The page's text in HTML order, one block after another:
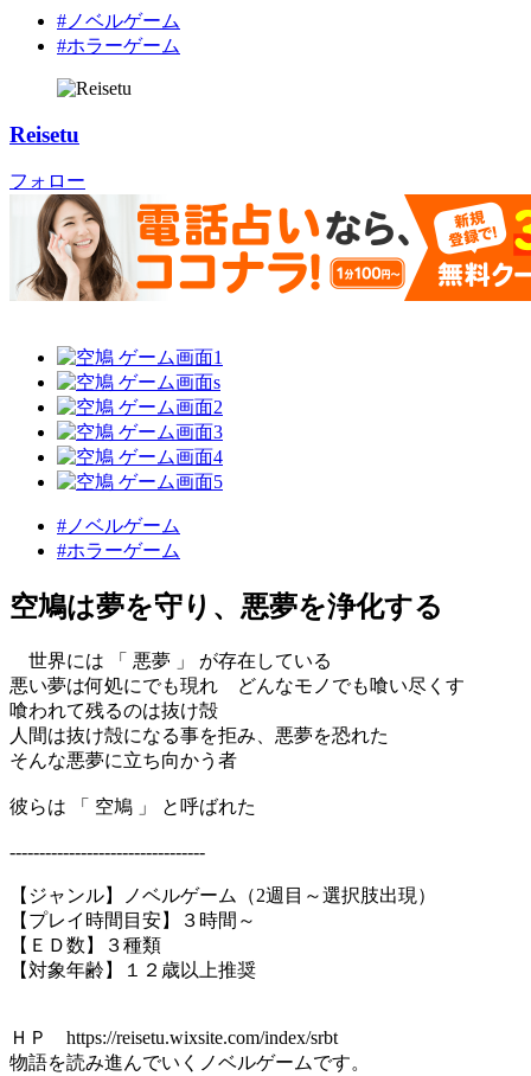
#ノベルゲーム
#ホラーゲーム
Reisetu
フォロー
#ノベルゲーム
#ホラーゲーム
空鳩は夢を守り、悪夢を浄化する
世界には 「 悪夢 」 が存在している
悪い夢は何処にでも現れ どんなモノでも喰い尽くす
喰われて残るのは抜け殻
人間は抜け殻になる事を拒み、悪夢を恐れた
そんな悪夢に立ち向かう者
彼らは 「 空鳩 」 と呼ばれた
---------------------------------
【ジャンル】ノベルゲーム（2週目～選択肢出現）
【プレイ時間目安】３時間～
【ＥＤ数】３種類
【対象年齢】１２歳以上推奨
ＨＰ https://reisetu.wixsite.com/index/srbt
物語を読み進んでいくノベルゲームです。